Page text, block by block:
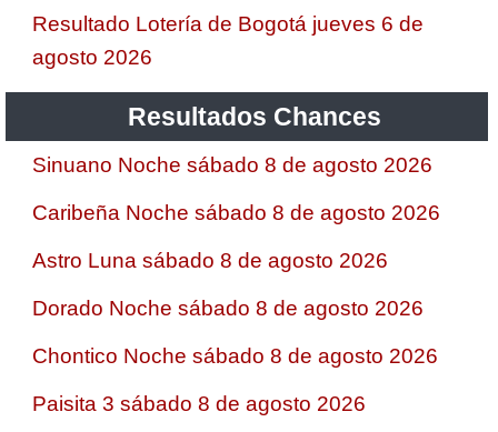
Resultado Lotería de Bogotá jueves 6 de
agosto 2026
Resultados Chances
Sinuano Noche sábado 8 de agosto 2026
Caribeña Noche sábado 8 de agosto 2026
Astro Luna sábado 8 de agosto 2026
Dorado Noche sábado 8 de agosto 2026
Chontico Noche sábado 8 de agosto 2026
Paisita 3 sábado 8 de agosto 2026